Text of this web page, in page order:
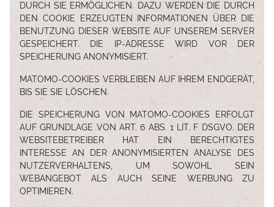
DURCH SIE ERMÖGLICHEN. DAZU WERDEN DIE DURCH
DEN COOKIE ERZEUGTEN INFORMATIONEN ÜBER DIE
BENUTZUNG DIESER WEBSITE AUF UNSEREM SERVER
GESPEICHERT. DIE IP-ADRESSE WIRD VOR DER
SPEICHERUNG ANONYMISIERT.
MATOMO-COOKIES VERBLEIBEN AUF IHREM ENDGERÄT,
BIS SIE SIE LÖSCHEN.
DIE SPEICHERUNG VON MATOMO-COOKIES ERFOLGT
AUF GRUNDLAGE VON ART. 6 ABS. 1 LIT. F DSGVO. DER
WEBSITEBETREIBER HAT EIN BERECHTIGTES
INTERESSE AN DER ANONYMISIERTEN ANALYSE DES
NUTZERVERHALTENS, UM SOWOHL SEIN
WEBANGEBOT ALS AUCH SEINE WERBUNG ZU
OPTIMIEREN.